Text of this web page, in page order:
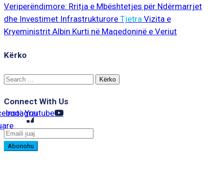
Veriperëndimore: Rritja e Mbështetjes për Ndërmarrjet
dhe Investimet Infrastrukturore Tjetra Vizita e
Kryeministrit Albin Kurti në Maqedoninë e Veriut
Kërko
Search
Connect With Us
Instagram
Youtube